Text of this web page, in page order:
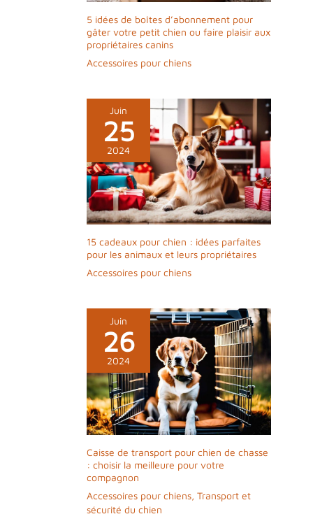
5 idées de boîtes d’abonnement pour
gâter votre petit chien ou faire plaisir aux
propriétaires canins
Accessoires pour chiens
Juin
25
2024
15 cadeaux pour chien : idées parfaites
pour les animaux et leurs propriétaires
Accessoires pour chiens
Juin
26
2024
Caisse de transport pour chien de chasse
: choisir la meilleure pour votre
compagnon
Accessoires pour chiens, Transport et
sécurité du chien